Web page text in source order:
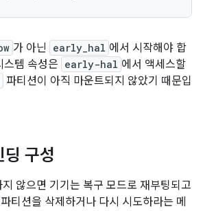
가 아닌 early_hal 에서 시작해야 합
스템 속성은 early-hal 에서 액세스할
파티션이 아직 마운트되지 않았기 때문입
딩 구성
않으면 기기는 복구 모드로 재부팅되고
파티션을 삭제하거나 다시 시도하라는 메